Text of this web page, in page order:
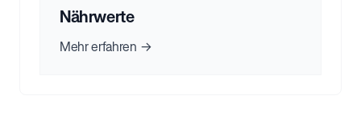
Nährwerte
Mehr erfahren →